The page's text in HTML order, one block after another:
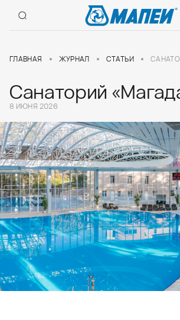
ГЛАВНАЯ ЖУРНАЛ СТАТЬИ
Санаторий
8 ИЮНЯ 2026